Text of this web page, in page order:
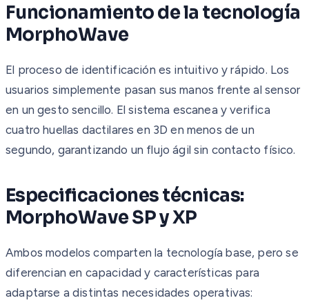
Funcionamiento de la tecnología
MorphoWave
El proceso de identificación es intuitivo y rápido. Los
usuarios simplemente pasan sus manos frente al sensor
en un gesto sencillo. El sistema escanea y verifica
cuatro huellas dactilares en 3D en menos de un
segundo, garantizando un flujo ágil sin contacto físico.
Especificaciones técnicas:
MorphoWave SP y XP
Ambos modelos comparten la tecnología base, pero se
diferencian en capacidad y características para
adaptarse a distintas necesidades operativas: